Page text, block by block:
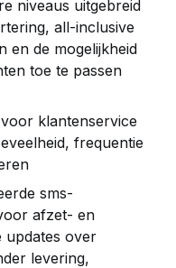
niveaus uitgebreid
all-inclusive
en de mogelijkheid
toe te passen
klantenservice
frequentie
sms-
afzet- en
updates over
levering,